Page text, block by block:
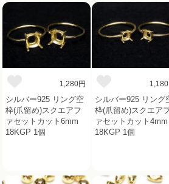
1,280円
シルバー925 リング空
枠(爪留め)スクエアフ
ァセットカット6mm
18KGP 1個
シルバー925 リング
枠(爪留め)スクエア
ァセットカット4mm
18KGP 1個